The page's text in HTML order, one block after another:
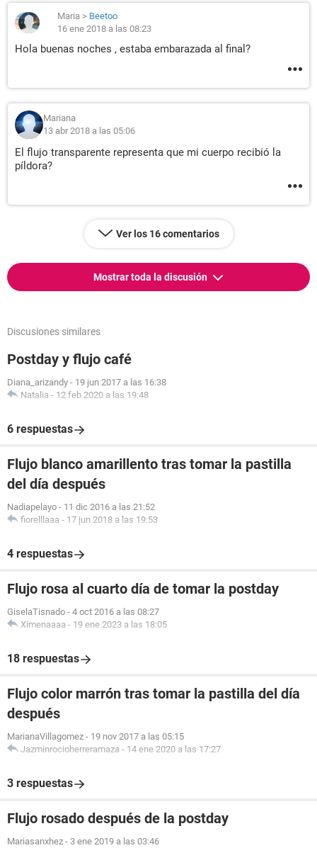
Maria > Beetoo
16 ene 2018 a las 08:23
Hola buenas noches , estaba embarazada al final?
Mariana
13 abr 2018 a las 05:06
El flujo transparente representa que mi cuerpo recibió la
píldora?
Ver los 16 comentarios
Mostrar toda la discusión
Discusiones similares
Postday y flujo café
Diana_arizandy - 19 jun 2017 a las 16:38
Natalia - 12 feb 2020 a las 19:48
6 respuestas
Flujo blanco amarillento tras tomar la pastilla
del día después
Nadiapelayo - 11 dic 2016 a las 21:52
fiorelllaaa - 17 jun 2018 a las 19:53
4 respuestas
Flujo rosa al cuarto día de tomar la postday
GiselaTisnado - 4 oct 2016 a las 08:27
Ximenaaaa - 19 ene 2023 a las 18:05
18 respuestas
Flujo color marrón tras tomar la pastilla del día
después
MarianaVillagomez - 19 nov 2017 a las 05:15
Jazminrocioherreramaza - 14 ene 2020 a las 17:27
3 respuestas
Flujo rosado después de la postday
Mariasanxhez - 3 ene 2019 a las 03:46